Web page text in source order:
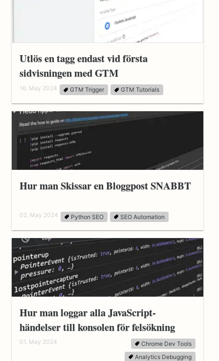
Utlös en tagg endast vid första
sidvisningen med GTM
16. May 2024 GTM Trigger GTM Tutorials
Hur man Skissar en Bloggpost SNABBT
02. May 2024 Python SEO SEO Automation
Hur man loggar alla JavaScript-
händelser till konsolen för felsökning
01. May 2024
Chrome Dev Tools
Analytics Debugging